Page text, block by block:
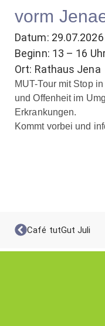
vorm
Datum: 29.07.2026
Beginn: 13 – 16
Ort: Rathaus Jena
MUT-Tour mit Stop
und Offenheit im
Erkrankungen.
Kommt vorbei und
Café tutGut Juli